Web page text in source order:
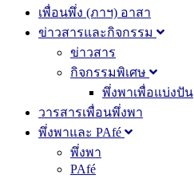
เพื่อนพึ่ง (ภาฯ) อาสา
ข่าวสารและกิจกรรม
ข่าวสาร
กิจกรรมพิเศษ
พึ่งพาเพื่อแบ่งปัน
วารสารเพื่อนพึ่งพา
พึ่งพาและ PAfé
พึ่งพา
PAfé